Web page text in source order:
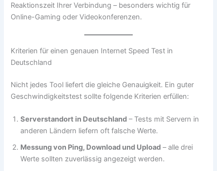
Reaktionszeit Ihrer Verbindung – besonders wichtig für
Online-Gaming oder Videokonferenzen.
Kriterien für einen genauen Internet Speed Test in
Deutschland
Nicht jedes Tool liefert die gleiche Genauigkeit. Ein guter
Geschwindigkeitstest sollte folgende Kriterien erfüllen:
Serverstandort in Deutschland – Tests mit Servern in
anderen Ländern liefern oft falsche Werte.
Messung von Ping, Download und Upload – alle drei
Werte sollten zuverlässig angezeigt werden.